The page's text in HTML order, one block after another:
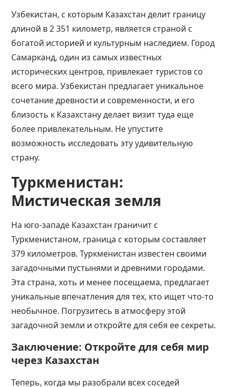
Узбекистан, с которым Казахстан делит границу
длиной в 2 351 километр, является страной с
богатой историей и культурным наследием. Город
Самарканд, один из самых известных
исторических центров, привлекает туристов со
всего мира. Узбекистан предлагает уникальное
сочетание древности и современности, и его
близость к Казахстану делает визит туда еще
более привлекательным. Не упустите
возможность исследовать эту удивительную
страну.
Туркменистан:
Мистическая земля
На юго-западе Казахстан граничит с
Туркменистаном, граница с которым составляет
379 километров. Туркменистан известен своими
загадочными пустынями и древними городами.
Эта страна, хоть и менее посещаема, предлагает
уникальные впечатления для тех, кто ищет что-то
необычное. Погрузитесь в атмосферу этой
загадочной земли и откройте для себя ее секреты.
Заключение: Откройте для себя мир
через Казахстан
Теперь, когда мы разобрали всех соседей